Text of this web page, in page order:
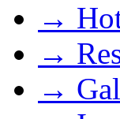
→
→
→